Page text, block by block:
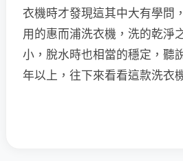
衣機時才發現這其中大有學問
用的惠而浦洗衣機，洗的乾淨
小，脫水時也相當的穩定，聽
年以上，往下來看看這款洗衣